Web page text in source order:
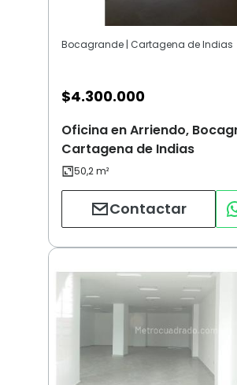
Bocagrande | Cartagena de Indias
$4.300.000
Oficina en Arriendo,
Cartagena de Indias
Contactar